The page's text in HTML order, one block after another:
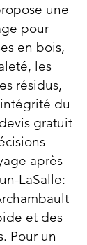
une
pour
en bois,
les
résidus,
du
gratuit
après
LaSalle:
et des
Pour un